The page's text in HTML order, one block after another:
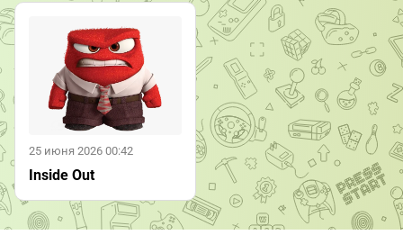
25 июня 2026 00:42
Inside Out